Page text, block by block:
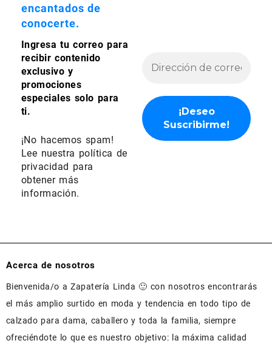
encantados de
conocerte.
Ingresa tu correo para
recibir contenido
exclusivo y
promociones
especiales solo para
ti.
¡No hacemos spam!
Lee nuestra política de
privacidad para
obtener más
información.
Acerca de nosotros
Bienvenida/o a Zapatería Linda 🙂 con nosotros encontrarás
el más amplio surtido en moda y tendencia en todo tipo de
calzado para dama, caballero y toda la familia, siempre
ofreciéndote lo que es nuestro objetivo: la máxima calidad